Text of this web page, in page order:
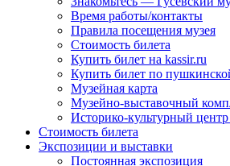
Время работы/контакты
Правила посещения музея
Стоимость билета
Купить билет на kassir.ru
Купить билет по
Музейная карта
Музейно-выставочный
Историко-культурный
Стоимость билета
Экспозиции и выставки
Постоянная экспозиция